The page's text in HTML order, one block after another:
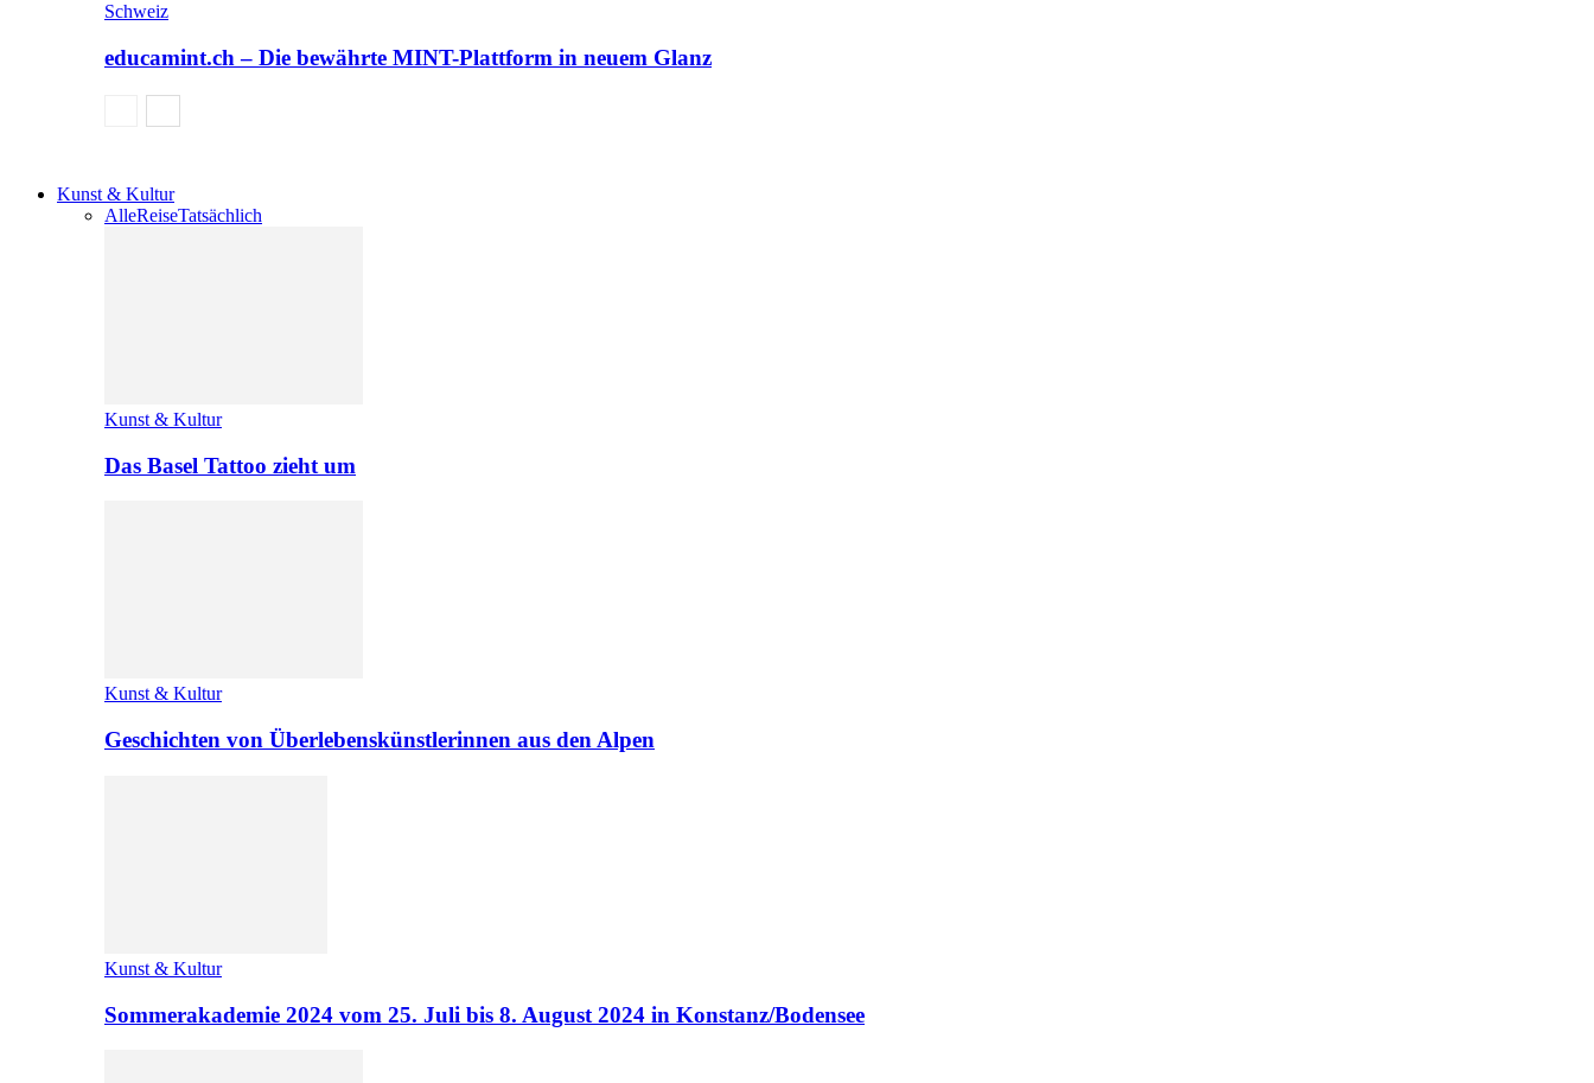
Schweiz
educamint.ch – Die bewährte MINT-Plattform in neuem Glanz
Kunst & Kultur
AlleReiseTatsächlich
Kunst & Kultur
Das Basel Tattoo zieht um
Kunst & Kultur
Geschichten von Überlebenskünstlerinnen aus den Alpen
Kunst & Kultur
Sommerakademie 2024 vom 25. Juli bis 8. August 2024 in Konstanz/Bodensee